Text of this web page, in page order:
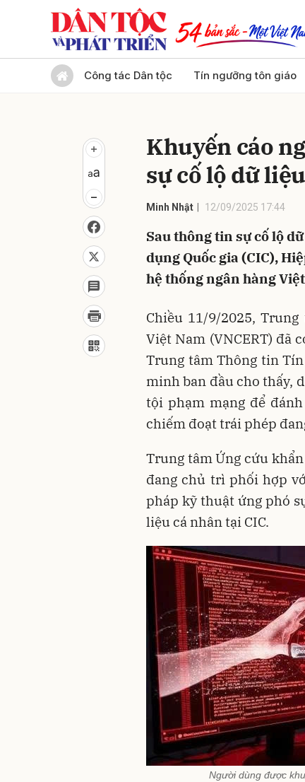
Công tác Dân tộc Tín ngưỡng tôn giáo
Khuyến cáo
sự cố lộ dữ
Minh Nhật 12/09/2025 17:44
Sau thông tin sự cố lộ
dụng Quốc gia (CIC),
hệ thống ngân hàng
Chiều 11/9/2025,
Việt Nam (VNCERT) đã
Trung tâm Thông tin Tín
minh ban đầu cho thấy,
tội phạm mạng để
chiếm đoạt trái phép
Trung tâm Ứng cứu
đang chủ trì phối hợp
pháp kỹ thuật ứng phó
liệu cá nhân tại CIC.
Người dùng được